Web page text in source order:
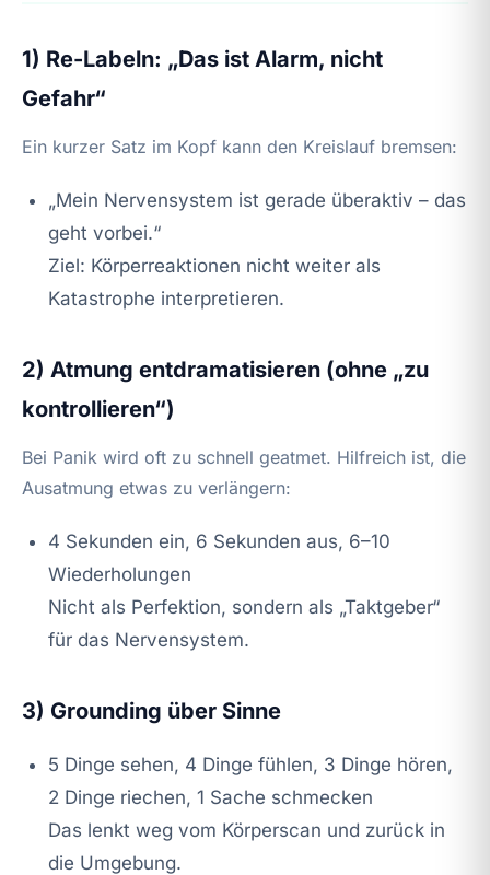
1) Re-Labeln: „Das ist Alarm, nicht
Gefahr“
Ein kurzer Satz im Kopf kann den Kreislauf bremsen:
„Mein Nervensystem ist gerade überaktiv – das
geht vorbei.“
Ziel: Körperreaktionen nicht weiter als
Katastrophe interpretieren.
2) Atmung entdramatisieren (ohne „zu
kontrollieren“)
Bei Panik wird oft zu schnell geatmet. Hilfreich ist, die
Ausatmung etwas zu verlängern:
4 Sekunden ein, 6 Sekunden aus, 6–10
Wiederholungen
Nicht als Perfektion, sondern als „Taktgeber“
für das Nervensystem.
3) Grounding über Sinne
5 Dinge sehen, 4 Dinge fühlen, 3 Dinge hören,
2 Dinge riechen, 1 Sache schmecken
Das lenkt weg vom Körperscan und zurück in
die Umgebung.